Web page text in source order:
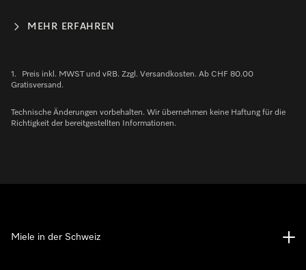
MEHR ERFAHREN
1.
Preis inkl. MWST und vRB. Zzgl. Versandkosten. Ab CHF 80.00
Gratisversand.
Technische Änderungen vorbehalten. Wir übernehmen keine Haftung für die
Richtigkeit der bereitgestellten Informationen.
Miele in der Schweiz